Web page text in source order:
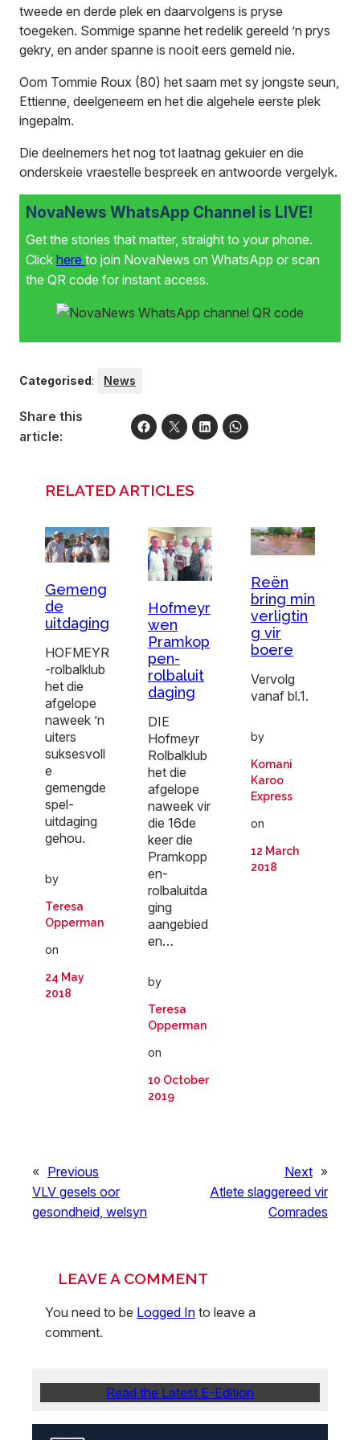
tweede en derde plek en daarvolgens is pryse
toegeken. Sommige spanne het redelik gereeld ’n prys
gekry, en ander spanne is nooit eers gemeld nie.
Oom Tommie Roux (80) het saam met sy jongste seun,
Ettienne, deelgeneem en het die algehele eerste plek
ingepalm.
Die deelnemers het nog tot laatnag gekuier en die
onderskeie vraestelle bespreek en antwoorde vergelyk.
NovaNews WhatsApp Channel is LIVE!
Get the stories that matter, straight to your phone.
Click here to join NovaNews on WhatsApp or scan
the QR code for instant access.
Categorised: News
Share this
article:
RELATED ARTICLES
Gemeng
de
uitdaging
HOFMEYR
-rolbalklub
het die
afgelope
naweek ’n
uiters
suksesvoll
e
gemengde
spel-
uitdaging
gehou.
by
Teresa
Opperman
on
24 May
2018
Hofmeyr
wen
Pramkop
pen-
rolbaluit
daging
DIE
Hofmeyr
Rolbalklub
het die
afgelope
naweek vir
die 16de
keer die
Pramkopp
en-
rolbaluitda
ging
aangebied
en…
by
Teresa
Opperman
on
10 October
2019
Reën
bring min
verligtin
g vir
boere
Vervolg
vanaf bl.1.
by
Komani
Karoo
Express
on
12 March
2018
« Previous
VLV gesels oor
gesondheid, welsyn
Next »
Atlete slaggereed vir
Comrades
LEAVE A COMMENT
You need to be Logged In to leave a
comment.
Read the Latest E-Edition